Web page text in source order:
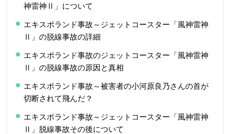
神雷神Ⅱ」について
エキスポランド事故～ジェットコースター「風神雷神
Ⅱ」の脱線事故の詳細
エキスポランド事故のジェットコースター「風神雷神
Ⅱ」の脱線事故の原因と真相
エキスポランド事故～被害者の小河原良乃さんの首が
切断されて飛んだ？
エキスポランド事故～ジェットコースター「風神雷神
Ⅱ」脱線事故その後について